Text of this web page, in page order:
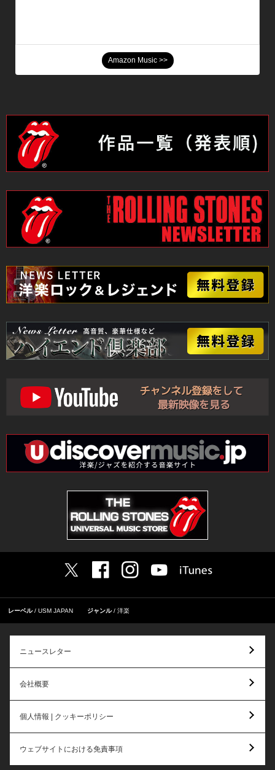
Amazon Music >>
レーベル USM JAPAN ジャンル 洋楽
ニュースレター
会社概要
個人情報 | クッキーポリシー
ウェブサイトにおける免責事項